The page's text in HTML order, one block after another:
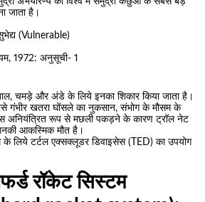
जाता है।
(Vulnerable)
1972: अनुसूची- 1
चमड़े और अंडे के लिये इनका शिकार किया जाता है।
गंभीर खतरा घोंसले का नुकसान, संभोग के मौसम के
अनियंत्रित रूप से मछली पकड़ने के कारण ट्रॉल नेट
आकस्मिक मौत है।
के लिये टर्टल एक्सक्लूडर डिवाइसेस (TED) का उपयोग
रॉकेट सिस्टम